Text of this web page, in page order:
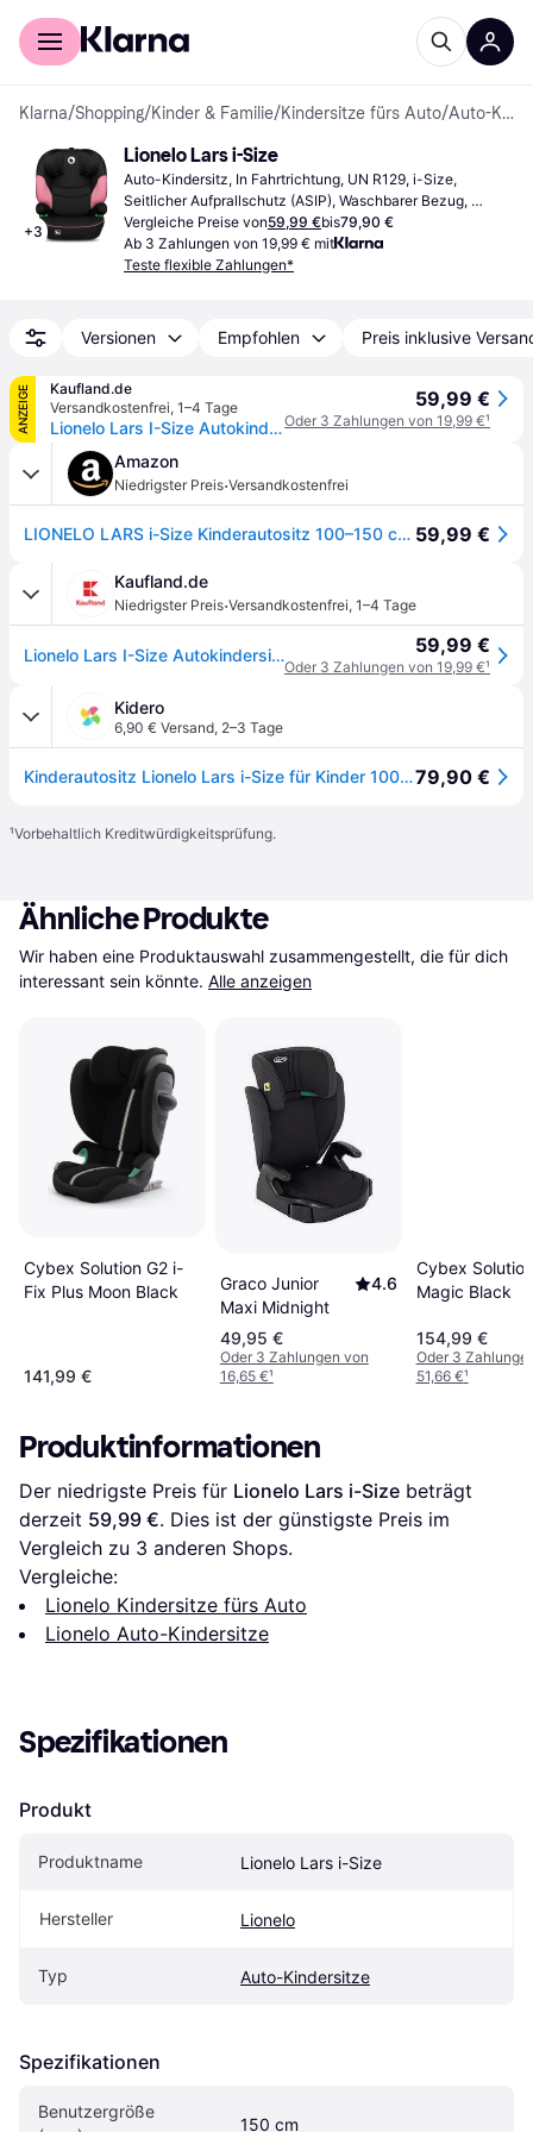
Für Shopper
Klarna/Shopping/Kinder & Familie/Kindersitze fürs Auto/ Auto-Kindersitze
+3
Lionelo Lars i-Size
Auto-Kindersitz, In Fahrtrichtung, UN R129, i-Size,
Seitlicher Aufprallschutz (ASIP), Waschbarer Bezug,
Verstellbare Kopfstütze
Vergleiche Preise von59,99 €bis79,90 €
Ab 3 Zahlungen von 19,99 € mit
Teste flexible Zahlungen*
Versionen Empfohlen Preis inklusive
ANZEIGE
Kaufland.de
Versandkostenfrei, 1–4 Tage
Lionelo Lars I-Size Autokindersitz ab 3 Jahre bis 12 Jahre, ab 12 kg bis 36 kg, i-Size, 12-36kg, 100-150 cm, Memory Foam - Pink Baby
59,99 €
Oder 3 Zahlungen von 19,99 €¹
Amazon
Niedrigster Preis·Versandkostenfrei
LIONELO LARS i-Size Kinderautositz 100–150 cm, Gruppe 2 3, Seitenschutz 10 Grad, Kopfstützenverstellung, bequeme Armlehnen, abnehmbare Rückenlehne 59,99 €
Kaufland.de
Niedrigster Preis·Versandkostenfrei, 1–4 Tage
Lionelo Lars I-Size Autokindersitz ab 3 Jahre bis 12 Jahre, ab 12 kg bis 36 kg, i-Size, 12-36kg, 100-150 cm, Memory Foam - Pink Baby 59,99 €
Oder 3 Zahlungen von 19,99 €¹
Kidero
6,90 € Versand, 2–3 Tage
Kinderautositz Lionelo Lars i-Size für Kinder 100-150 cm, 15-36 kg, rosa79,90 €
¹Vorbehaltlich Kreditwürdigkeitsprüfung.
Ähnliche Produkte
Wir haben eine Produktauswahl zusammengestellt, die für dich
interessant sein könnte. Alle anzeigen
Cybex Solution G2 i-
Fix Plus Moon Black
141,99 €
Graco Junior
Maxi Midnight
4.6
49,95 €
Oder 3 Zahlungen von
16,65 €¹
Cybex
Magic Black
154,99 €
Oder 3
51,66 €¹
Produktinformationen
Der niedrigste Preis für Lionelo Lars i-Size beträgt
derzeit 59,99 €. Dies ist der günstigste Preis im
Vergleich zu 3 anderen Shops.
Vergleiche:
Lionelo Kindersitze fürs Auto
Lionelo Auto-Kindersitze
Spezifikationen
Produkt
Produktname Lionelo Lars i-Size
Hersteller Lionelo
Typ Auto-Kindersitze
Spezifikationen
Benutzergröße
150 cm